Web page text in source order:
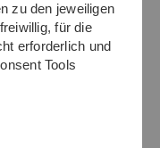
zu den jeweiligen
für die
erforderlich und
Tools